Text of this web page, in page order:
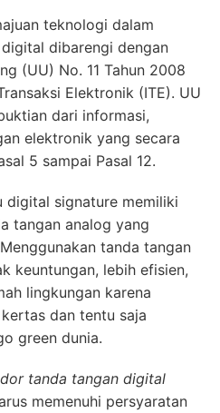
teknologi dalam
dibarengi dengan
(UU) No. 11 Tahun 2008
Elektronik (ITE). UU
dari informasi,
elektronik yang secara
5 sampai Pasal 12.
digital signature memiliki
tangan analog yang
tanda tangan
keuntungan, lebih efisien,
lingkungan karena
dan tentu saja
green dunia.
tanda tangan digital
memenuhi persyaratan